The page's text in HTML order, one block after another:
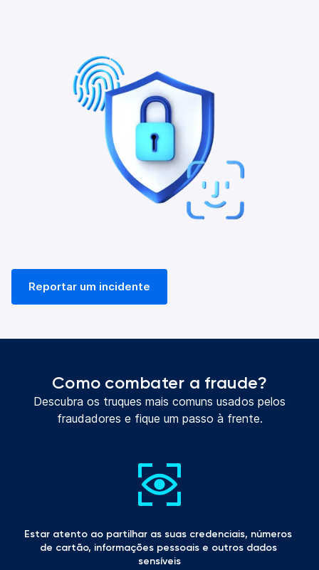
Reportar um incidente
Como combater a fraude?
Descubra os truques mais comuns usados pelos
fraudadores e fique um passo à frente.
Estar atento ao partilhar as suas credenciais, números
de cartão, informações pessoais e outros dados
sensíveis